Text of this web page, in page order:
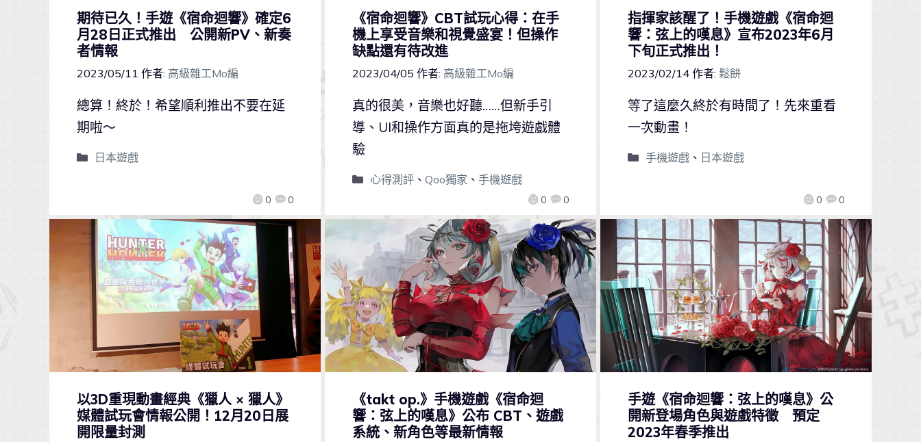
期待已久！手遊《宿命迴響》確定6
月28日正式推出 公開新PV、新奏
者情報
2023/05/11 作者: 高級雜工Mo編
0 0
總算！終於！希望順利推出不要在延
期啦～
日本遊戲
《宿命迴響》CBT試玩心得：在手
機上享受音樂和視覺盛宴！但操作
缺點還有待改進
2023/04/05 作者: 高級雜工Mo編
0 0
真的很美，音樂也好聽……但新手引
導、UI和操作方面真的是拖垮遊戲體
驗
心得測評、 Qoo獨家 、 手機遊戲
指揮家該醒了！手機遊戲《宿命迴
響：弦上的嘆息》宣布2023年6月
下旬正式推出！
2023/02/14 作者: 鬆餅
0 0
等了這麼久終於有時間了！先來重看
一次動畫！
手機遊戲、 日本遊戲
以3D重現動畫經典《獵人 × 獵人》
媒體試玩會情報公開！12月20日展
開限量封測
《takt op.》手機遊戲《宿命迴
響：弦上的嘆息》公布 CBT、遊戲
系統、新角色等最新情報
手遊《宿命迴響：弦上的嘆息》公
開新登場角色與遊戲特徵 預定
2023年春季推出